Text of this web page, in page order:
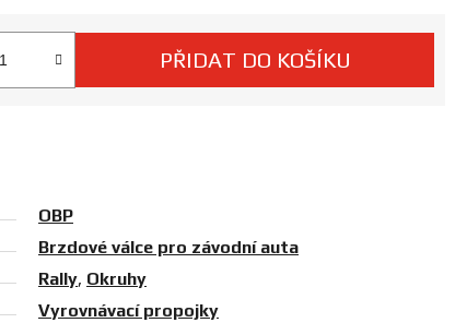
PŘIDAT DO KOŠÍKU
OBP
Brzdové válce pro závodní auta
Rally, Okruhy
Vyrovnávací propojky